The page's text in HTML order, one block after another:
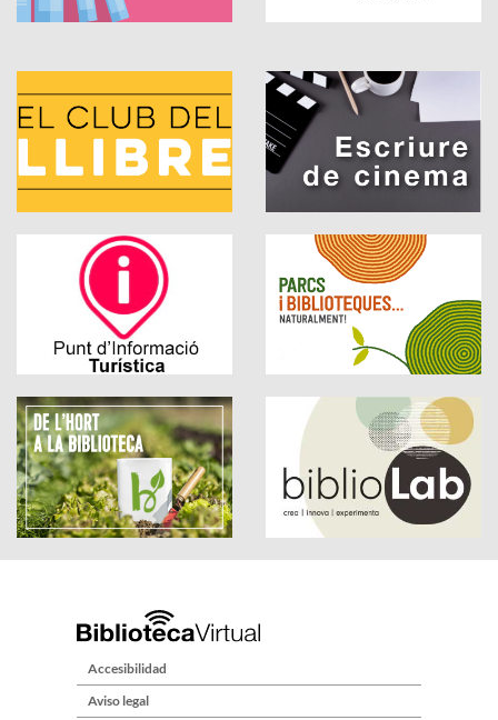
Accesibilidad
Aviso legal